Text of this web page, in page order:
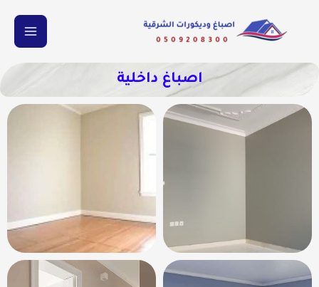
اصباغ داخلية